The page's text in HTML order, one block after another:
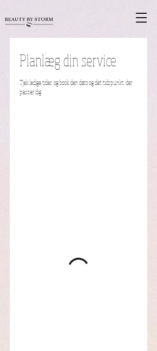
Planlæg din service
Tjek ledige tider, og book den dato og det tidspunkt, der
passer dig